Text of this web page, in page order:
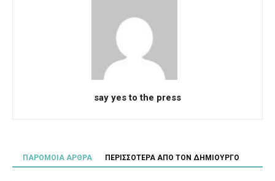
say yes to the press
ΠΑΡΟΜΟΙΑ ΑΡΘΡΑ ΠΕΡΙΣΣΟΤΕΡΑ ΑΠΟ ΤΟΝ ΔΗΜΙΟΥΡΓΟ